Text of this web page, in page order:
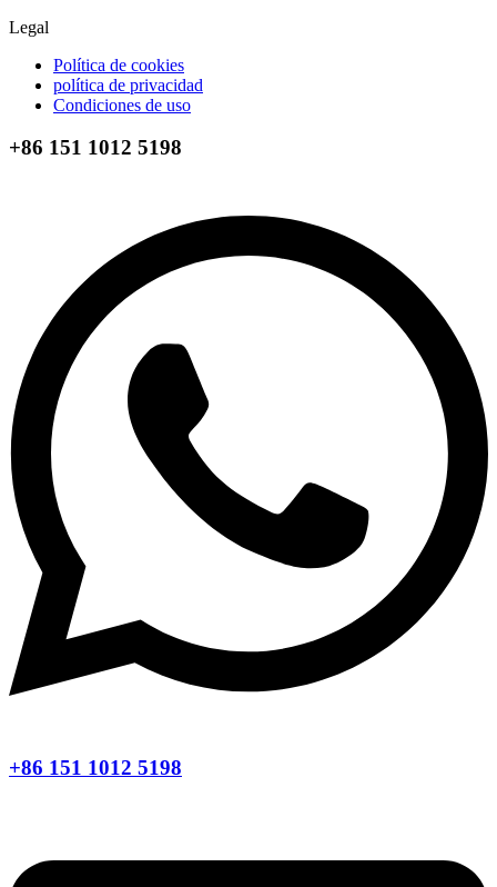
Legal
Política de cookies
política de privacidad
Condiciones de uso
+86 151 1012 5198
+86 151 1012 5198